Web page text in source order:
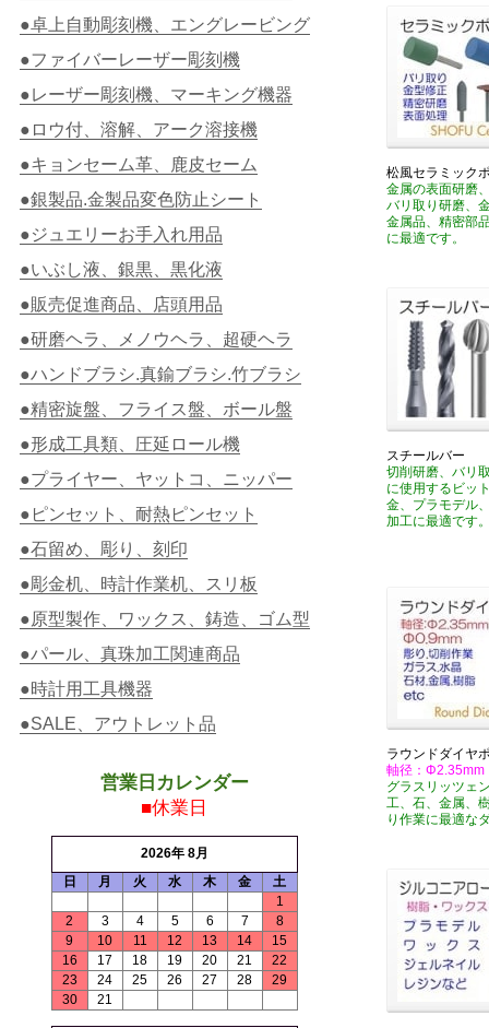
松風セラミック
金属の表面研磨
バリ取り研磨、
金属品、精密部
に最適です。
スチールバー
切削研磨、バリ
に使用するビッ
金、プラモデル
加工に最適です
ラウンドダイヤ
軸径：Φ2.35mm
グラスリッツェ
工、石、金属、
り作業に最適な
●卓上自動彫刻機、エングレービング
●ファイバーレーザー彫刻機
●レーザー彫刻機、マーキング機器
●ロウ付、溶解、アーク溶接機
●キョンセーム革、鹿皮セーム
●銀製品.金製品変色防止シート
●ジュエリーお手入れ用品
●いぶし液、銀黒、黒化液
●販売促進商品、店頭用品
●研磨ヘラ、メノウヘラ、超硬ヘラ
●ハンドブラシ.真鍮ブラシ.竹ブラシ
●精密旋盤、フライス盤、ボール盤
●形成工具類、圧延ロール機
●プライヤー、ヤットコ、ニッパー
●ピンセット、耐熱ピンセット
●石留め、彫り、刻印
●彫金机、時計作業机、スリ板
●原型製作、ワックス、鋳造、ゴム型
●パール、真珠加工関連商品
●時計用工具機器
●SALE、アウトレット品
営業日カレンダー
■休業日
2026年 8月
日
月 火 水 木 金
土
1
2
3 4 5 6 7
8
9
10 11 12 13 14
15
16
17 18 19 20 21
22
23
24 25 26 27 28
29
30
21